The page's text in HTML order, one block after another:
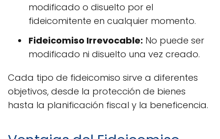
modificado o disuelto por el
fideicomitente en cualquier momento.
Fideicomiso Irrevocable: No puede ser
modificado ni disuelto una vez creado.
Cada tipo de fideicomiso sirve a diferentes
objetivos, desde la protección de bienes
hasta la planificación fiscal y la beneficencia.